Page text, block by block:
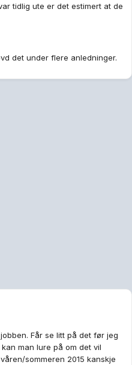
tidlig ute er det estimert at de
det under flere anledninger.
Får se litt på det før jeg
man lure på om det vil
sommeren 2015 kanskje